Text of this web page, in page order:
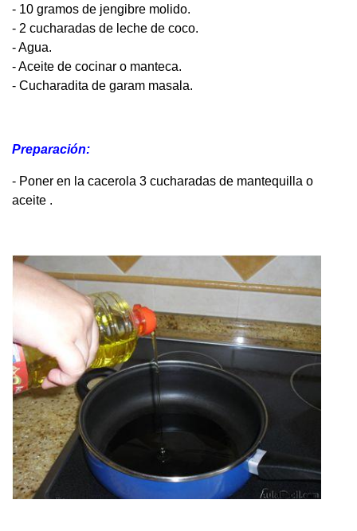
- 10 gramos de jengibre molido.
- 2 cucharadas de leche de coco.
- Agua.
- Aceite de cocinar o manteca.
- Cucharadita de garam masala.
Preparación:
- Poner en la cacerola 3 cucharadas de mantequilla o
aceite .